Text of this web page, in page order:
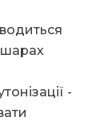
шарах
-